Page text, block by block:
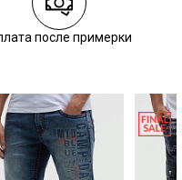
СДЭКпосле примерки